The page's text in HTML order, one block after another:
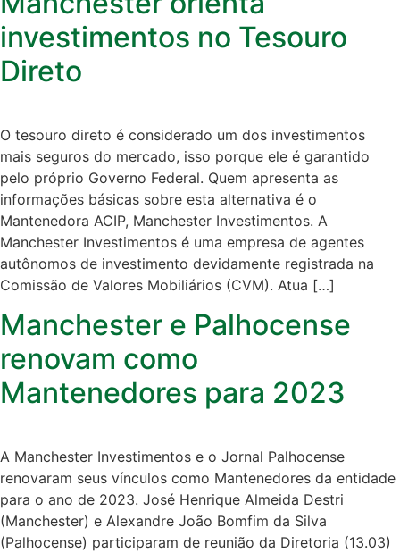
investimentos no Tesouro
Direto
O tesouro direto é considerado um dos investimentos
mais seguros do mercado, isso porque ele é garantido
pelo próprio Governo Federal. Quem apresenta as
informações básicas sobre esta alternativa é o
Mantenedora ACIP, Manchester Investimentos. A
Manchester Investimentos é uma empresa de agentes
autônomos de investimento devidamente registrada na
Comissão de Valores Mobiliários (CVM). Atua […]
Manchester e Palhocense
renovam como
Mantenedores para 2023
A Manchester Investimentos e o Jornal Palhocense
renovaram seus vínculos como Mantenedores da entidade
para o ano de 2023. José Henrique Almeida Destri
(Manchester) e Alexandre João Bomfim da Silva
(Palhocense) participaram de reunião da Diretoria (13.03)